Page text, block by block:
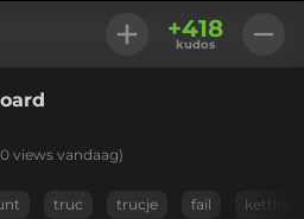
+418
kudos
views vandaag)
truc trucje fail ketting